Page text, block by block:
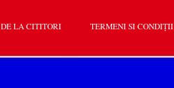
DE LA CITITORI TERMENI SI CONDIȚII